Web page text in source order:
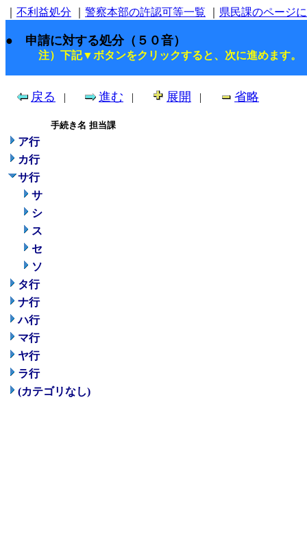
不利益処分 警察本部の許認可等一覧 県民課のページ
● 申請に対する処分（５０音）
注）下記▼ボタンをクリックすると、次に進めます。
戻る | 進む | 展開 | 省略
手続き名 担当課
ア行
カ行
サ行
サ
シ
ス
セ
ソ
タ行
ナ行
ハ行
マ行
ヤ行
ラ行
(カテゴリなし)